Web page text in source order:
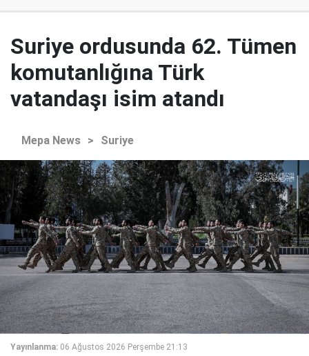
Suriye ordusunda 62. Tümen
komutanlığına Türk
vatandaşı isim atandı
Mepa News > Suriye
Yayınlanma: 06 Ağustos 2026 Perşembe 21:13